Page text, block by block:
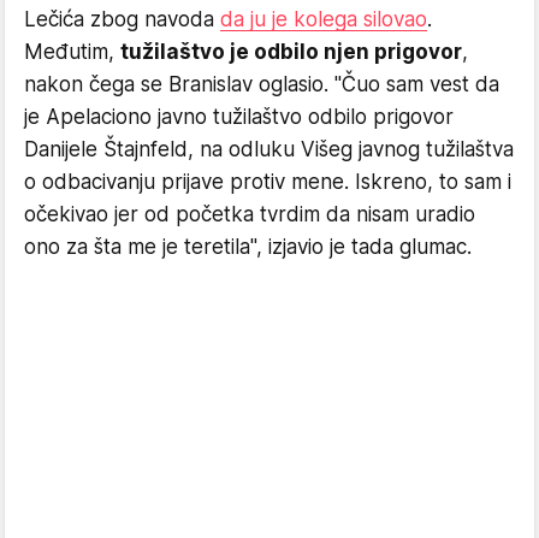
Lečića zbog navoda da ju je kolega silovao.
Međutim, tužilaštvo je odbilo njen prigovor,
nakon čega se Branislav oglasio. "Čuo sam vest da
je Apelaciono javno tužilaštvo odbilo prigovor
Danijele Štajnfeld, na odluku Višeg javnog tužilaštva
o odbacivanju prijave protiv mene. Iskreno, to sam i
očekivao jer od početka tvrdim da nisam uradio
ono za šta me je teretila", izjavio je tada glumac.